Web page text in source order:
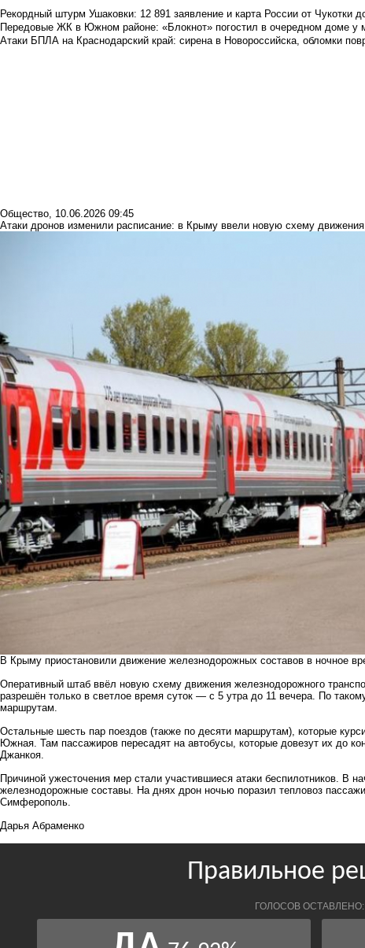
Рекордный штурм Ушаковки: 12 891 заявление и карта России от Чукотки
Передовые ЖК в Южном районе: «Блокнот» погостил в очередном доме у
Атаки БПЛА на Краснодарский край: сирена в Новороссийска, обломки
Общество, 10.06.2026 09:45
Атаки дронов изменили расписание: в Крыму ввели новую схему
В Крыму приостановили движение железнодорожных составов в ночное
Оперативный штаб ввёл новую схему движения железнодорожного
разрешён только в светлое время суток — с 5 утра до 11 вечера. По
маршрутам.
Остальные шесть пар поездов (также по десяти маршрутам), которые
Южная. Там пассажиров пересадят на автобусы, которые довезут их до
Джанкоя.
Причиной ужесточения мер стали участившиеся атаки беспилотников. В
железнодорожные составы. На днях дрон ночью поразил тепловоз
Симферополь.
Дарья Абраменко